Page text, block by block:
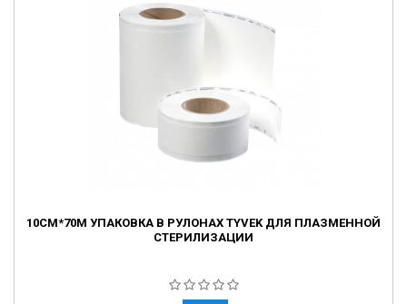
10СМ*70М УПАКОВКА В РУЛОНАХ TYVEK ДЛЯ ПЛАЗМЕННОЙ
СТЕРИЛИЗАЦИИ